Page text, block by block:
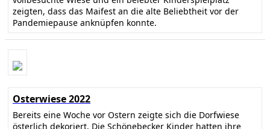
zeigten, dass das Maifest an die alte Beliebtheit vor der
Pandemiepause anknüpfen konnte.
Osterwiese 2022
Bereits eine Woche vor Ostern zeigte sich die Dorfwiese
österlich dekoriert. Die Schönebecker Kinder hatten ihre